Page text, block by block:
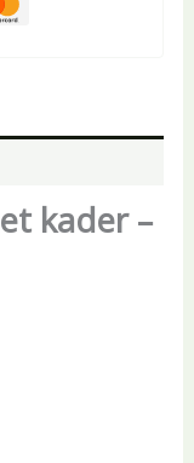
kader –